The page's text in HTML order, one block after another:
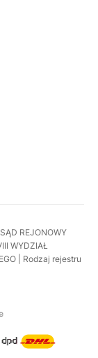
REJONOWY
WYDZIAŁ
| Rodzaj rejestru